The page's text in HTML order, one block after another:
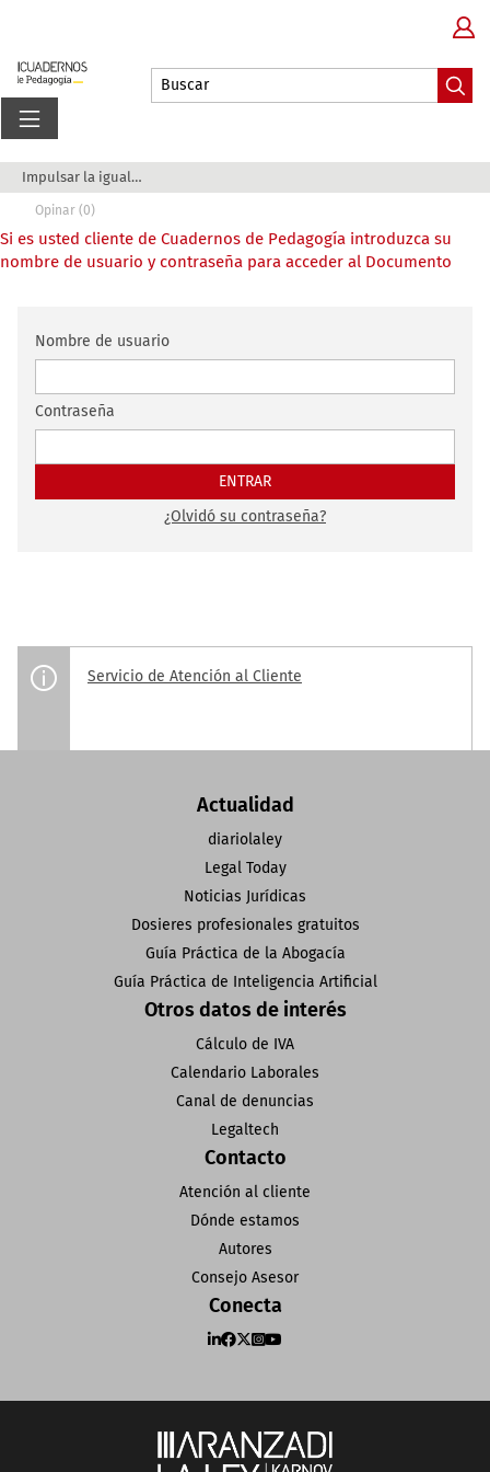
Impulsar la igualdad de oportunidades en la edu...
Opinar (0)
Si es usted cliente de Cuadernos de Pedagogía introduzca su
nombre de usuario y contraseña para acceder al Documento
Nombre de usuario
Contraseña
¿Olvidó su contraseña?
Servicio de Atención al Cliente
Actualidad
diariolaley
Legal Today
Noticias Jurídicas
Dosieres profesionales gratuitos
Guía Práctica de la Abogacía
Guía Práctica de Inteligencia Artificial
Otros datos de interés
Cálculo de IVA
Calendario Laborales
Canal de denuncias
Legaltech
Contacto
Atención al cliente
Dónde estamos
Autores
Consejo Asesor
Conecta